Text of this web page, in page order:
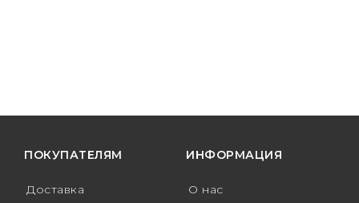
ПОКУПАТЕЛЯМ
Доставка
ИНФОРМАЦИЯ
О нас